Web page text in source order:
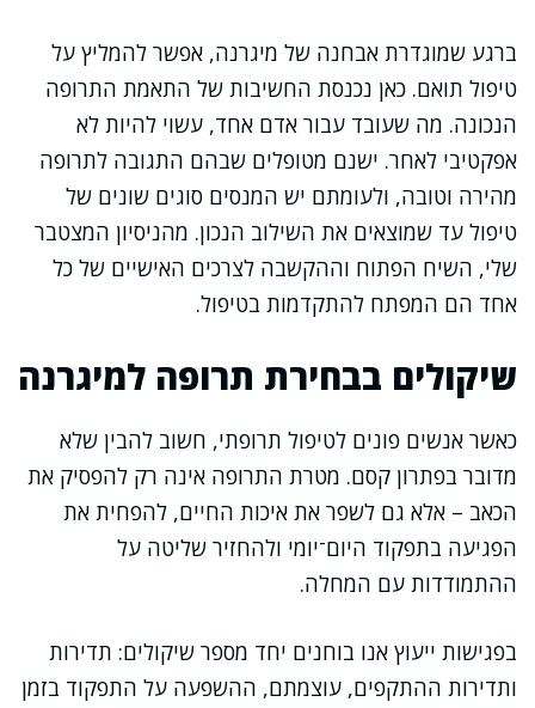
ברגע שמוגדרת אבחנה של מיגרנה, אפשר להמליץ על
טיפול תואם. כאן נכנסת החשיבות של התאמת התרופה
הנכונה. מה שעובד עבור אדם אחד, עשוי להיות לא
אפקטיבי לאחר. ישנם מטופלים שבהם התגובה לתרופה
מהירה וטובה, ולעומתם יש המנסים סוגים שונים של
טיפול עד שמוצאים את השילוב הנכון. מהניסיון המצטבר
שלי, השיח הפתוח וההקשבה לצרכים האישיים של כל
אחד הם המפתח להתקדמות בטיפול.
שיקולים בבחירת תרופה למיגרנה
כאשר אנשים פונים לטיפול תרופתי, חשוב להבין שלא
מדובר בפתרון קסם. מטרת התרופה אינה רק להפסיק את
הכאב – אלא גם לשפר את איכות החיים, להפחית את
הפגיעה בתפקוד היום־יומי ולהחזיר שליטה על
ההתמודדות עם המחלה.
בפגישות ייעוץ אנו בוחנים יחד מספר שיקולים: תדירות
ותדירות ההתקפים, עוצמתם, ההשפעה על התפקוד בזמן